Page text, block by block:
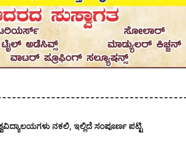
ನಕಲಿ, ಇಲ್ಲಿದೆ ಸಂಪೂರ್ಣ ಪಟ್ಟಿ